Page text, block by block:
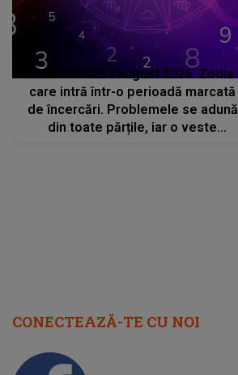
HOROSCOP 7 august 2026. Zodia
care intră într-o perioadă marcată
de încercări. Problemele se adună
din toate părțile, iar o veste
CONECTEAZĂ-TE CU NOI